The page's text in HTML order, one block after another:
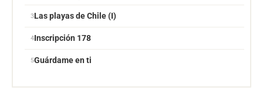
Las playas de Chile (I)
Inscripción 178
Guárdame en ti